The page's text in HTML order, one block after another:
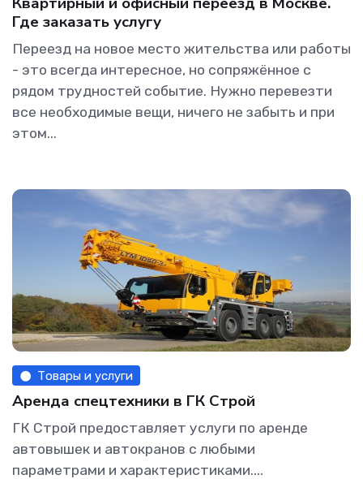
Где заказать услугу
Переезд на новое место жительства или работы
- это всегда интересное, но сопряжённое с
рядом трудностей событие. Нужно перевезти
все необходимые вещи, ничего не забыть и при
этом...
Товары и услуги
Аренда спецтехники в ГК Строй
ГК Строй предоставляет услуги по аренде
автовышек и автокранов с любыми
параметрами и характеристиками....